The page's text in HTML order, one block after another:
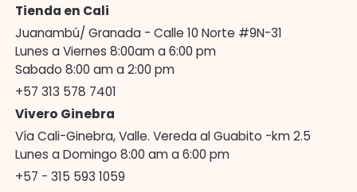
Tienda en Cali
Juanambú/ Granada - Calle 10 Norte #9N-31
Lunes a Viernes 8:00am a 6:00 pm
Sabado 8:00 am a 2:00 pm
+57 313 578 7401
Vivero Ginebra
Vía Cali-Ginebra, Valle. Vereda al Guabito -km 2.5
Lunes a Domingo 8:00 am a 6:00 pm
+57 - 315 593 1059